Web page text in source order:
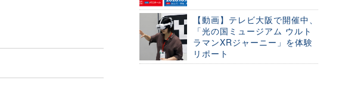
【動画】テレビ大阪で開催中、
「光の国ミュージアム ウルト
ラマンXRジャーニー」を体験
リポート